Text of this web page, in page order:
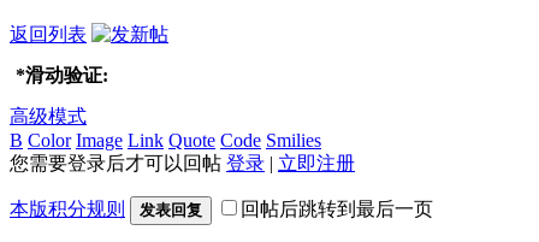
返回列表
*滑动验证:
高级模式
B Color Image Link Quote Code Smilies
您需要登录后才可以回帖 登录 | 立即注册
本版积分规则 发表回复 回帖后跳转到最后一页